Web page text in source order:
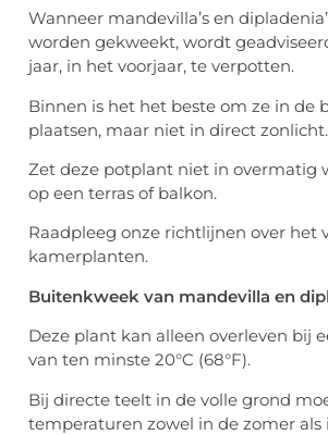
Wanneer mandevilla’s en
worden gekweekt, wordt
jaar, in het voorjaar, te verpotten.
Binnen is het het beste om ze in de
plaatsen, maar niet in direct zonlicht.
Zet deze potplant niet in overmatig
op een terras of balkon.
Raadpleeg onze richtlijnen over het
kamerplanten.
Buitenkweek van mandevilla en
Deze plant kan alleen overleven bij
van ten minste 20°C (68°F).
Bij directe teelt in de volle grond
temperaturen zowel in de zomer